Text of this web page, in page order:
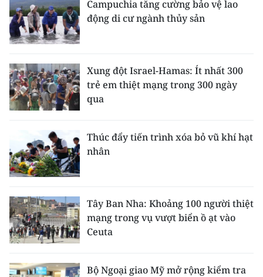
Campuchia tăng cường bảo vệ lao
động di cư ngành thủy sản
Xung đột Israel-Hamas: Ít nhất 300
trẻ em thiệt mạng trong 300 ngày
qua
Thúc đẩy tiến trình xóa bỏ vũ khí hạt
nhân
Tây Ban Nha: Khoảng 100 người thiệt
mạng trong vụ vượt biển ồ ạt vào
Ceuta
Bộ Ngoại giao Mỹ mở rộng kiểm tra